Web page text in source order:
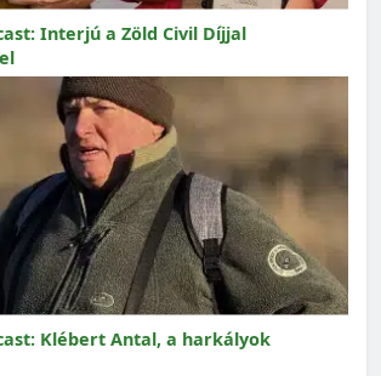
Interjú a Zöld Civil Díjjal
Klébert Antal, a harkályok